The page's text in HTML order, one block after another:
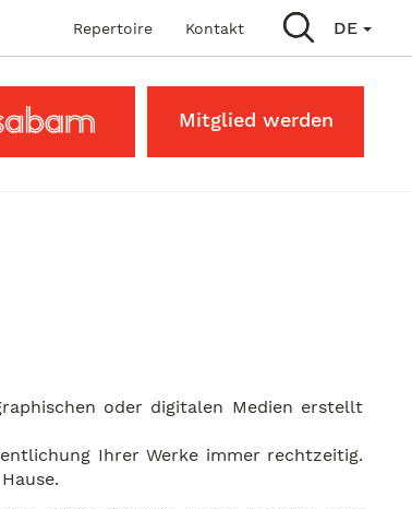
DE
Main navigation
Repertoire Kontakt
Mitglied werden
oder digitalen Medien erstellt
Ihrer Werke immer rechtzeitig.